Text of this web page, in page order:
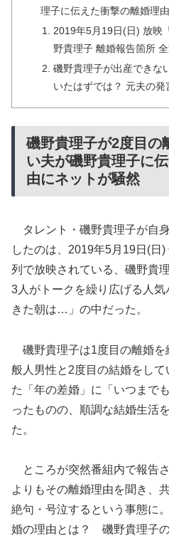
理子に伝えた衝撃の離婚理
2019年5月19日(日) 放映
野貴理子 離婚報告箇所
磯野貴理子が出産できな
いたはずでは？ 元夫の発
磯野貴理子が2度目
い夫が磯野貴理子に
由にネットが騒然
タレント・磯野貴理子が自
したのは、2019年5月19日(日
列で放映されている、磯野貴
3人がトークを繰り広げる人
きた朝は…」の中だった。
磯野貴理子は1度目の離婚を
般人男性と2度目の結婚をし
た「年の差婚」に「いつまで
ったものの、順調な結婚生活
た。
ところが突然番組内で報告
よりもその離婚理由を聞き、
絶句・号泣するという事態に
婚の理由とは？ 磯野貴理子